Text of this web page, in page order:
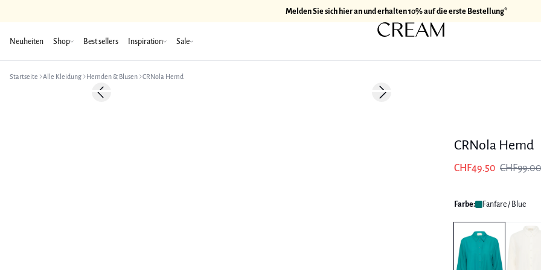
Melden Sie sich hier an und erhalten 10% auf die erste Bestellung*
Neuheiten Shop Best sellers Inspiration Sale
Startseite Alle Kleidung Hemden & Blusen CRNola Hemd
-50%Previous slide Next slide
CRNola Hemd
CHF49.50 CHF99.00
Farbe: Fanfare / Blue